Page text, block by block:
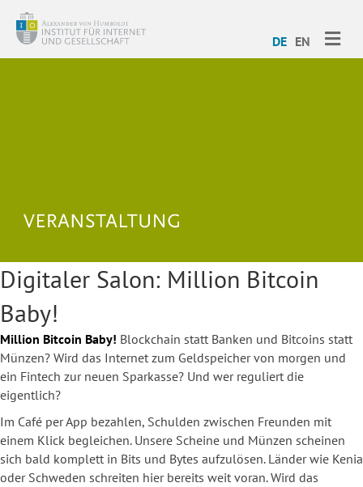
DE EN
Digitaler Salon: Million Bitcoin
Baby!
Million Bitcoin Baby! Blockchain statt Banken und Bitcoins statt
Münzen? Wird das Internet zum Geldspeicher von morgen und
ein Fintech zur neuen Sparkasse? Und wer reguliert die
eigentlich?
Im Café per App bezahlen, Schulden zwischen Freunden mit
einem Klick begleichen. Unsere Scheine und Münzen scheinen
sich bald komplett in Bits und Bytes aufzulösen. Länder wie Kenia
oder Schweden schreiten hier bereits weit voran. Wird das